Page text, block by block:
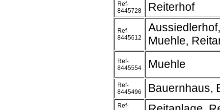
Ref-
8445728
Reiterhof
Ref-
8445612
Muehle,
Ref-
8445554
Muehle
Ref-
8445496
Bauernhaus,
Ref-